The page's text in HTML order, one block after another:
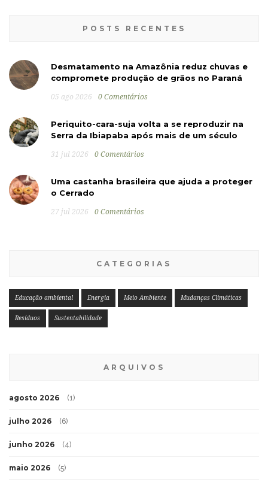
POSTS RECENTES
Desmatamento na Amazônia reduz chuvas e
compromete produção de grãos no Paraná
05 ago 2026 0 Comentários
Periquito-cara-suja volta a se reproduzir na
Serra da Ibiapaba após mais de um século
31 jul 2026 0 Comentários
Uma castanha brasileira que ajuda a proteger
o Cerrado
27 jul 2026 0 Comentários
CATEGORIAS
Educação ambiental Energia Meio Ambiente Mudanças Climáticas
Resíduos Sustentabilidade
ARQUIVOS
agosto 2026 (1)
julho 2026 (6)
junho 2026 (4)
maio 2026 (5)